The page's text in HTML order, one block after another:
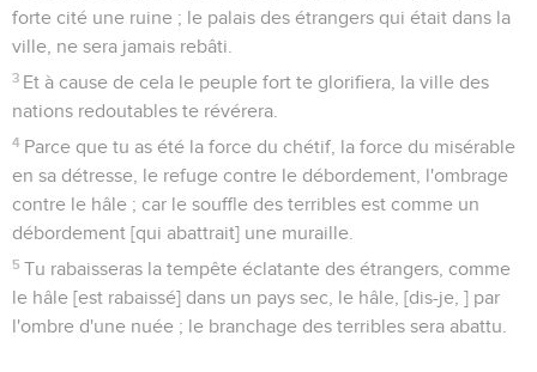
forte cité une ruine ; le palais des étrangers qui était dans la
ville, ne sera jamais rebâti.
3 Et à cause de cela le peuple fort te glorifiera, la ville des
nations redoutables te révérera.
4 Parce que tu as été la force du chétif, la force du misérable
en sa détresse, le refuge contre le débordement, l'ombrage
contre le hâle ; car le souffle des terribles est comme un
débordement [qui abattrait] une muraille.
5 Tu rabaisseras la tempête éclatante des étrangers, comme
le hâle [est rabaissé] dans un pays sec, le hâle, [dis-je, ] par
l'ombre d'une nuée ; le branchage des terribles sera abattu.